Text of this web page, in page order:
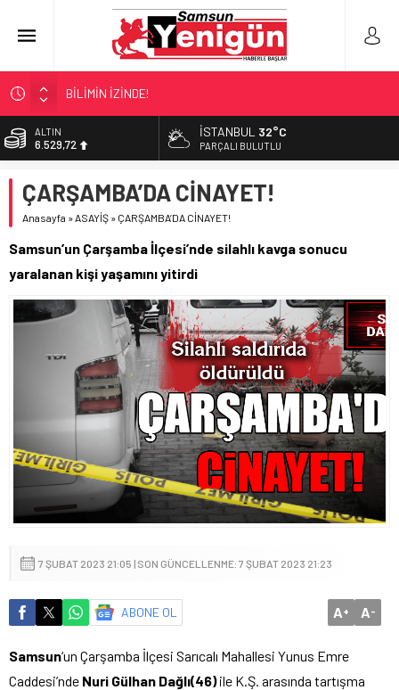
BİLİMİN İZİNDE!
TIR’A ‘ZEHİR’ BASKINI!
FECİ SON!
SAMSUN YANACAK!
ALTIN
6.529,72
13.703,13
DOLAR
55,1152
İSTANBUL 32°C
PARÇALI BULUTLU
ÇARŞAMBA’DA CİNAYET!
Anasayfa »ASAYİŞ » ÇARŞAMBA’DA CİNAYET!
Samsun’un Çarşamba İlçesi’nde silahlı kavga sonucu
yaralanan kişi yaşamını yitirdi
7 ŞUBAT 2023 21:05 | SON GÜNCELLENME: 7 ŞUBAT 2023 21:23
ABONE OL A+ A-
Samsun‘un Çarşamba İlçesi Sarıcalı Mahallesi Yunus Emre
Caddesi’nde Nuri Gülhan Dağlı(46)ile K.Ş. arasında tartışma